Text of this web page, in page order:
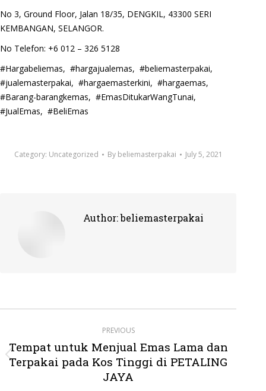
No 3, Ground Floor, Jalan 18/35, DENGKIL, 43300 SERI
KEMBANGAN, SELANGOR.
No Telefon: +6 012 – 326 5128
#Hargabeliemas, #hargajualemas, #beliemasterpakai,
#jualemasterpakai, #hargaemasterkini, #hargaemas,
#Barang-barangkemas, #EmasDitukarWangTunai,
#JualEmas, #BeliEmas
Category: Uncategorized By beliemasterpakai July 5, 2021
Author:beliemasterpakai
navigation
PREVIOUS
Previous
post:
Tempat untuk Menjual Emas Lama dan
Terpakai pada Kos Tinggi di PETALING
JAYA